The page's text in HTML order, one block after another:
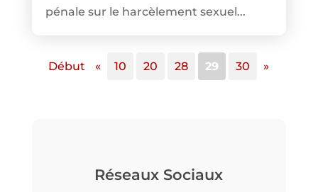
pénale sur le harcèlement sexuel...
Début « 10 20 28 29 30 »
Réseaux Sociaux